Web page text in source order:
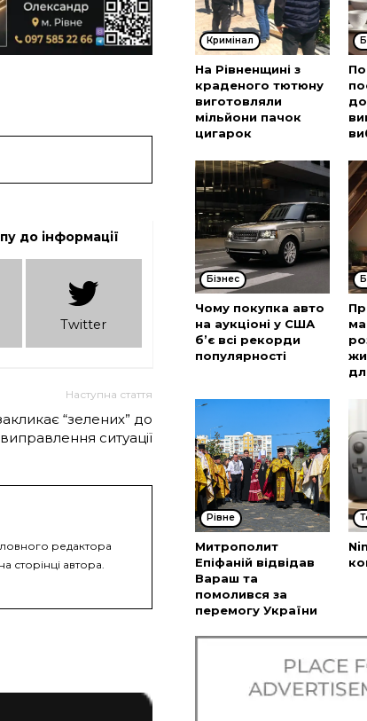
до інформації
Twitter
Наступна стаття
“зелених” до
виправлення ситуації
редактора
сторінці автора.
Кримінал
На Рівненщині з
краденого тютюну
виготовляли
мільйони пачок
цигарок
Бізнес
Чому покупка авто
на аукціоні у США
б’є всі рекорди
популярності
Рівне
Митрополит
Епіфаній відвідав
Вараш та
помолився за
перемогу України